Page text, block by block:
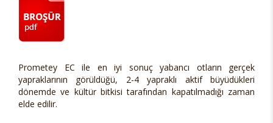
Prometey EC ile en iyi sonuç yabancı otların gerçek
yapraklarının görüldüğü, 2-4 yapraklı aktif büyüdükleri
dönemde ve kültür bitkisi tarafından kapatılmadığı zaman
elde edilir.